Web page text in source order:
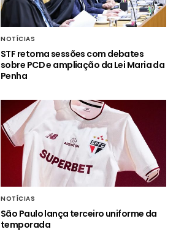
NOTÍCIAS
STF retoma sessões com debates
sobre PCD e ampliação da Lei Maria da
Penha
NOTÍCIAS
São Paulo lança terceiro uniforme da
temporada